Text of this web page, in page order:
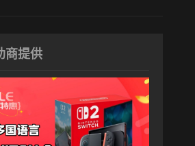
商提供